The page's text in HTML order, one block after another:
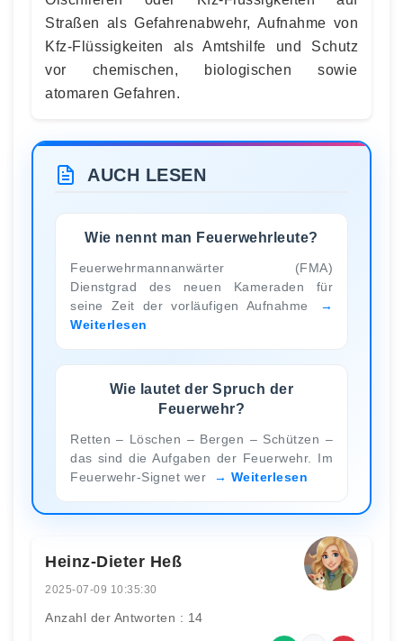
Straßen als Gefahrenabwehr, Aufnahme von
Kfz-Flüssigkeiten als Amtshilfe und Schutz
vor chemischen, biologischen sowie
atomaren Gefahren.
AUCH LESEN
Wie nennt man Feuerwehrleute?
Feuerwehrmannanwärter (FMA)
Dienstgrad des neuen Kameraden für
seine Zeit der vorläufigen Aufnahme
Weiterlesen
Wie lautet der Spruch der
Feuerwehr?
Retten – Löschen – Bergen – Schützen –
das sind die Aufgaben der Feuerwehr. Im
Feuerwehr-Signet wer
Weiterlesen
Heinz-Dieter Heß
2025-07-09 10:35:30
Anzahl der Antworten : 14